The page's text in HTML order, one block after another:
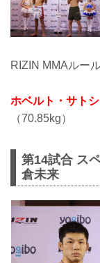
RIZIN MMAルー
ホベルト・サト
（70.85kg）
第14試合 ス
倉未来